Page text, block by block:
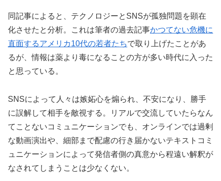
同記事によると、テクノロジーとSNSが孤独問題を顕在
化させたと分析。これは筆者の過去記事かつてない危機に
直面するアメリカ10代の若者たちで取り上げたことがあ
るが、情報は薬より毒になることの方が多い時代に入った
と思っている。
SNSによって人々は嫉妬心を煽られ、不安になり、勝手
に誤解して相手を敵視する。リアルで交流していたらなん
てことないコミュニケーションでも、オンラインでは過剰
な動画演出や、細部まで配慮の行き届かないテキストコミ
ュニケーションによって発信者側の真意から程遠い解釈が
なされてしまうことは少なくない。